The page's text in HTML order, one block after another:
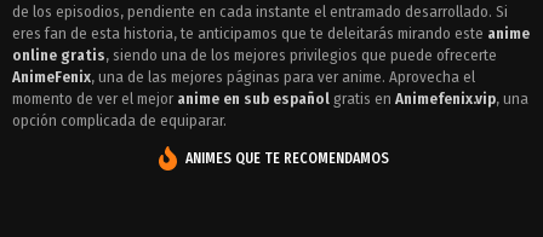
Episodio 88 - Kodomo no Omocha
Episodio 87 - Kodomo no Omocha
Episodio 86 - Kodomo no Omocha
Episodio 85 - Kodomo no Omocha
de los episodios, pendiente en cada instante el entramado desarrollado. Si
eres fan de esta historia, te anticipamos que te deleitarás mirando este anime
online gratis, siendo una de los mejores privilegios que puede ofrecerte
AnimeFenix, una de las mejores páginas para ver anime. Aprovecha el
momento de ver el mejor anime en sub español gratis en Animefenix.vip, una
opción complicada de equiparar.
ANIMES QUE TE RECOMENDAMOS